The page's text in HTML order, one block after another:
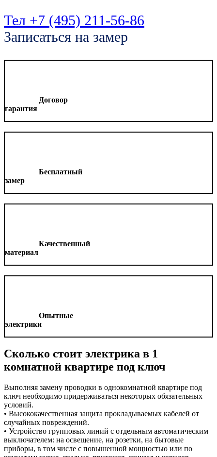
Тел +7 (495) 211-56-86
Записаться на замер
Договор
гарантия
Бесплатный
замер
Качественный
материал
Опытные
электрики
Cколько стоит электрика в 1
комнатной квартире под ключ
Выполняя замену проводки в однокомнатной квартире под
ключ необходимо придерживаться некоторых обязательных
условий.
• Высококачественная защита прокладываемых кабелей от
случайных повреждений.
• Устройство групповых линий с отдельным автоматическим
выключателем: на освещение, на розетки, на бытовые
приборы, в том числе с повышенной мощностью или по